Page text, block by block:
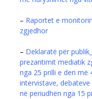
– Raportet e
zgjedhor
– Deklaratë për
prezantimit mediatik
nga 25 prilli e deri
intervistave,
në periudhën nga 15